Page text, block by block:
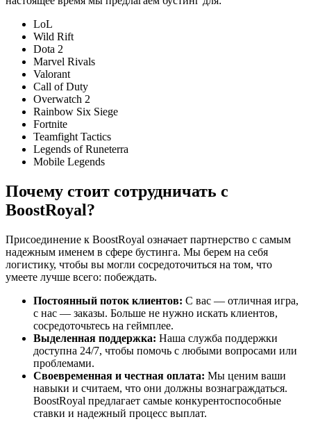
LoL
Wild Rift
Dota 2
Marvel Rivals
Valorant
Call of Duty
Overwatch 2
Rainbow Six Siege
Fortnite
Teamfight Tactics
Legends of Runeterra
Mobile Legends
Почему стоит сотрудничать с
BoostRoyal?
Присоединение к BoostRoyal означает партнерство с самым
надежным именем в сфере бустинга. Мы берем на себя
логистику, чтобы вы могли сосредоточиться на том, что
умеете лучше всего: побеждать.
Постоянный поток клиентов: С вас — отличная игра,
с нас — заказы. Больше не нужно искать клиентов,
сосредоточьтесь на геймплее.
Выделенная поддержка: Наша служба поддержки
доступна 24/7, чтобы помочь с любыми вопросами или
проблемами.
Своевременная и честная оплата: Мы ценим ваши
навыки и считаем, что они должны вознаграждаться.
BoostRoyal предлагает самые конкурентоспособные
ставки и надежный процесс выплат.